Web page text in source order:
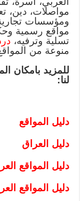
مواصلات، دين،
ومؤسسات
مواقع رسمية
تسلية وترفيه،
منوعة من
للمزيد بامكان
لنا:
دليل المواقع
دليل العراق
دليل المواقع
دليل المواقع